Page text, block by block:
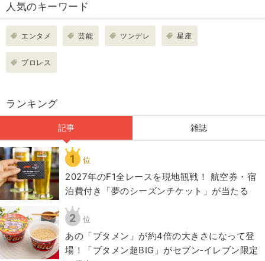
人気のキーワード
エンタメ 芸能 ツンデレ 星座
プロレス
ランキング
記事 雑誌
1 位
2027年のF1全レースを現地観戦！ 航空券・宿
泊費付き「夢のシーズンチケット」が当たる
2 位
あの「ブタメン」が約4倍の大きさになって登
場！「ブタメン超BIG」がセブン‐イレブン限定